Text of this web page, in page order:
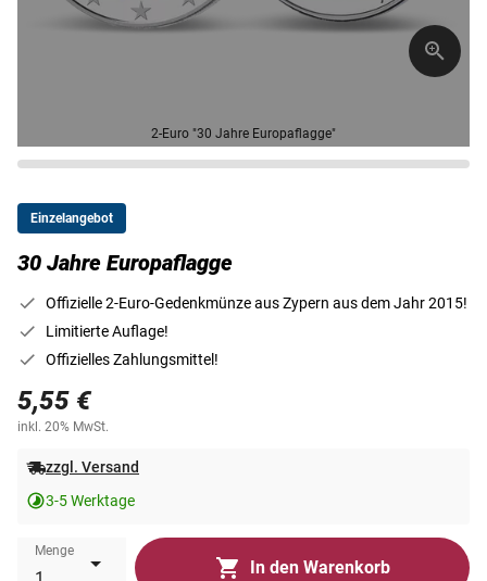
2-Euro "30 Jahre Europaflagge"
Einzelangebot
30 Jahre Europaflagge
Offizielle 2-Euro-Gedenkmünze aus Zypern aus dem Jahr 2015!
Limitierte Auflage!
Offizielles Zahlungsmittel!
5,55 €
inkl. 20% MwSt.
zzgl. Versand
3-5 Werktage
Menge
In den Warenkorb